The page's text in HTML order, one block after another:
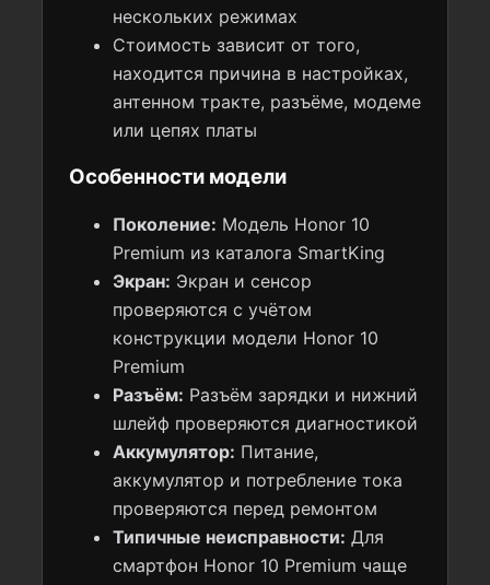
нескольких режимах
Стоимость зависит от того,
находится причина в настройках,
антенном тракте, разъёме, модеме
или цепях платы
Особенности модели
Поколение: Модель Honor 10
Premium из каталога SmartKing
Экран: Экран и сенсор
проверяются с учётом
конструкции модели Honor 10
Premium
Разъём: Разъём зарядки и нижний
шлейф проверяются диагностикой
Аккумулятор: Питание,
аккумулятор и потребление тока
проверяются перед ремонтом
Типичные неисправности: Для
смартфон Honor 10 Premium чаще